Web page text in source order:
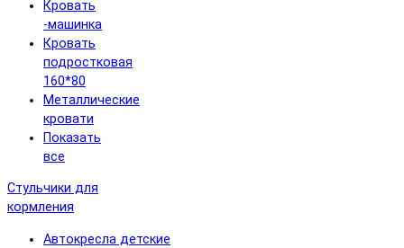
Кровать
-машинка
Кровать
подростковая
160*80
Металлические
кровати
Показать
все
Стульчики для
кормления
Автокресла детские